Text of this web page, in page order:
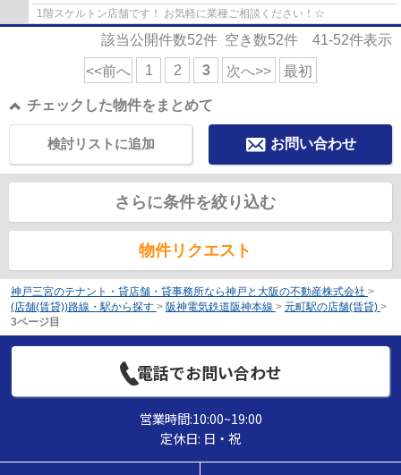
1階スケルトン店舗です！ お気軽に業種ご相談ください！☆
該当公開件数52件 空き数52件 41-52件表示
<<前へ 1 2 3 次へ>> 最初
チェックした物件をまとめて
お問い合わせ
検討リストに追加
さらに条件を絞り込む
物件リクエスト
神戸三宮のテナント・貸店舗・貸事務所なら神戸と大阪の不動産株式会社 >
(店舗(賃貸))路線・駅から探す > 阪神電気鉄道阪神本線 > 元町駅の店舗(賃貸) >
3ページ目
電話でお問い合わせ
営業時間:10:00~19:00
定休日: 日・祝